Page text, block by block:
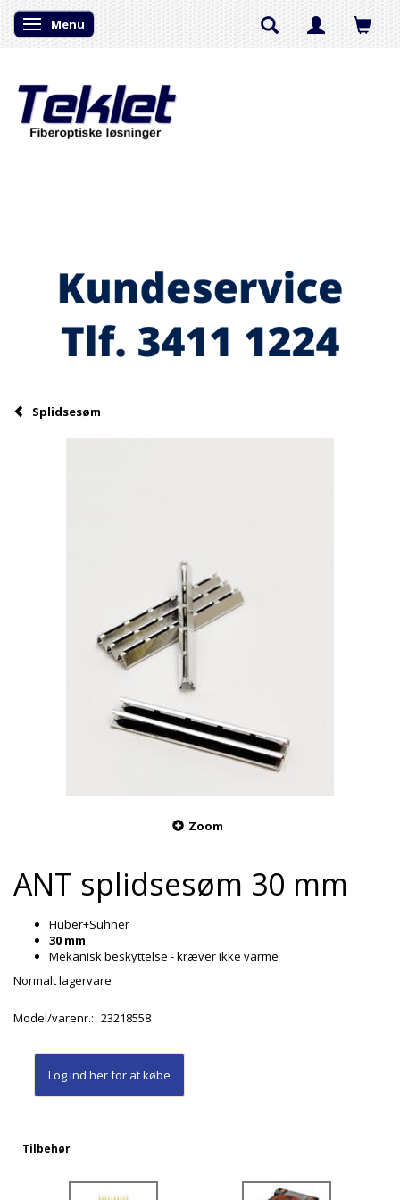
Skifte navigation
Menu
Splidsesøm
Zoom
ANT splidsesøm 30 mm
Huber+Suhner
30 mm
Mekanisk beskyttelse - kræver ikke varme
Normalt lagervare
Model/varenr.: 23218558
Log ind herfor at købe
Tilbehør